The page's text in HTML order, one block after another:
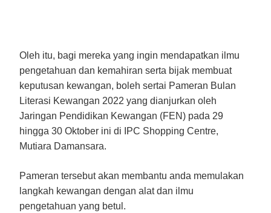
Oleh itu, bagi mereka yang ingin mendapatkan ilmu
pengetahuan dan kemahiran serta bijak membuat
keputusan kewangan, boleh sertai Pameran Bulan
Literasi Kewangan 2022 yang dianjurkan oleh
Jaringan Pendidikan Kewangan (FEN) pada 29
hingga 30 Oktober ini di IPC Shopping Centre,
Mutiara Damansara.
Pameran tersebut akan membantu anda memulakan
langkah kewangan dengan alat dan ilmu
pengetahuan yang betul.